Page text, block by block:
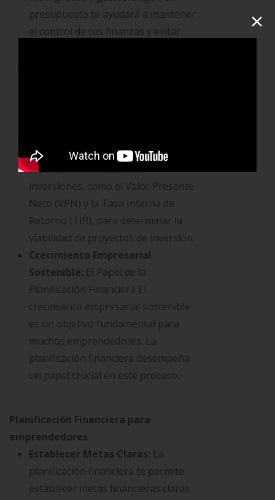
presupuesto te ayudará a mantener
el control de tus finanzas y evitar
Evaluación de Inversiones:Utiliza
técnicas de evaluación de
inversiones, como el Valor Presente
Neto (VPN) y la Tasa Interna de
Retorno (TIR), para determinar la
viabilidad de proyectos de inversión.
Crecimiento Empresarial
Sostenible: El Papel de la
Planificación Financiera El
crecimiento empresarial sostenible
es un objetivo fundamental para
muchos emprendedores. La
planificación financiera desempeña
un papel crucial en este proceso.
Planificación Financiera para
emprendedores
Establecer Metas Claras: La
planificación financiera te permite
establecer metas financieras claras
×